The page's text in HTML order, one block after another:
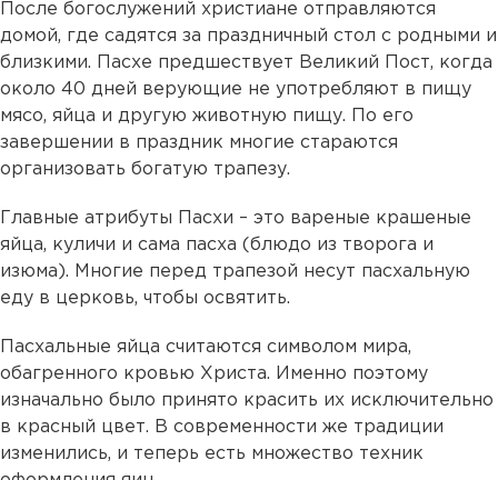
После богослужений христиане отправляются
домой, где садятся за праздничный стол с родными и
близкими. Пасхе предшествует Великий Пост, когда
около 40 дней верующие не употребляют в пищу
мясо, яйца и другую животную пищу. По его
завершении в праздник многие стараются
организовать богатую трапезу.
Главные атрибуты Пасхи – это вареные крашеные
яйца, куличи и сама пасха (блюдо из творога и
изюма). Многие перед трапезой несут пасхальную
еду в церковь, чтобы освятить.
Пасхальные яйца считаются символом мира,
обагренного кровью Христа. Именно поэтому
изначально было принято красить их исключительно
в красный цвет. В современности же традиции
изменились, и теперь есть множество техник